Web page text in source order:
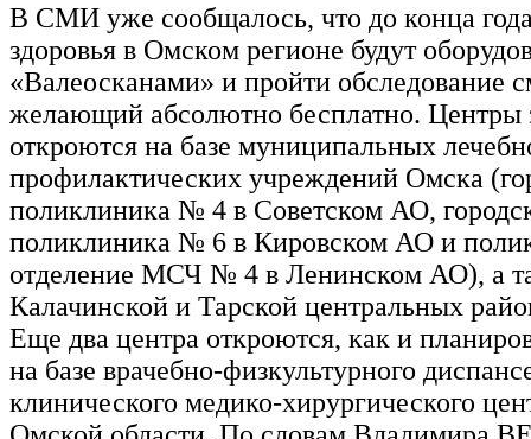
В СМИ уже сообщалось, что до конца
здоровья в Омском регионе будут
«Валеосканами» и пройти обследование
желающий абсолютно бесплатно. Центры
откроются на базе муниципальных
профилактических учреждений Омска
поликлиника № 4 в Советском АО,
поликлиника № 6 в Кировском АО и
отделение МСЧ № 4 в Ленинском АО), а
Калачинской и Тарской центральных
Еще два центра откроются, как и
на базе врачебно-физкультурного
клинического медико-хирургического